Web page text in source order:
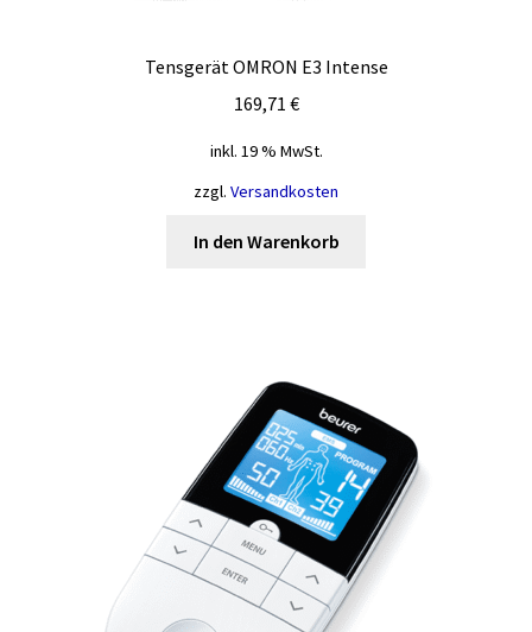
Tensgerät OMRON E3 Intense
169,71 €
inkl. 19 % MwSt.
zzgl. Versandkosten
In den Warenkorb